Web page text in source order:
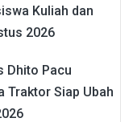
Kuliah dan
2026
Dhito Pacu
Traktor Siap Ubah